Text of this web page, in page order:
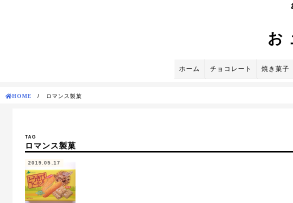
お
ホーム チョコレート 焼き菓子
HOME / ロマンス製菓
TAG
ロマンス製菓
2019.05.17